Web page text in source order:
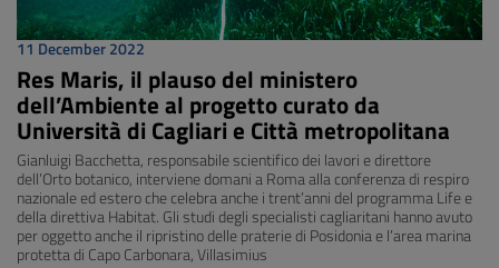
11 December 2022
Res Maris, il plauso del ministero
dell’Ambiente al progetto curato da
Università di Cagliari e Città metropolitana
Gianluigi Bacchetta, responsabile scientifico dei lavori e direttore
dell’Orto botanico, interviene domani a Roma alla conferenza di respiro
nazionale ed estero che celebra anche i trent’anni del programma Life e
della direttiva Habitat. Gli studi degli specialisti cagliaritani hanno avuto
per oggetto anche il ripristino delle praterie di Posidonia e l’area marina
protetta di Capo Carbonara, Villasimius